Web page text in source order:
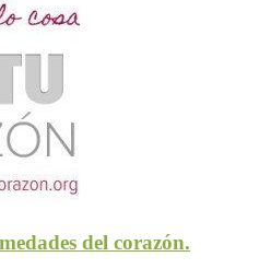
del corazón.